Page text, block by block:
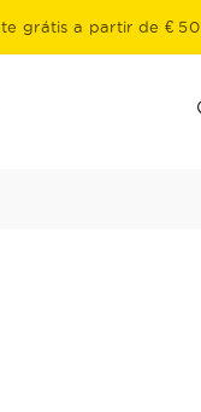
grátis a partir de € 50